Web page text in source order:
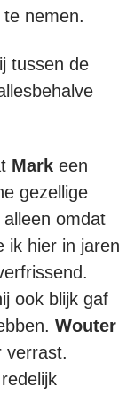
nemen.
tussen de
Mark een
gezellige
omdat
ik hier in jaren
ook blijk gaf
Wouter
verrast.